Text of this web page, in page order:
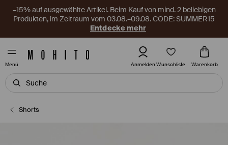
–15% auf ausgewählte Artikel. Beim Kauf von mind. 2 beliebigen
Produkten, im Zeitraum vom 03.08.–09.08. CODE: SUMMER15
Entdecke mehr
Menü Anmelden Wunschliste Warenkorb
Shorts